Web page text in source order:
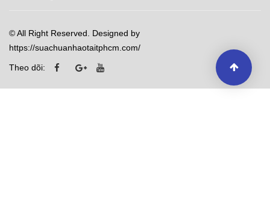
© All Right Reserved. Designed by
https://suachuanhaotaitphcm.com/
Theo dõi: